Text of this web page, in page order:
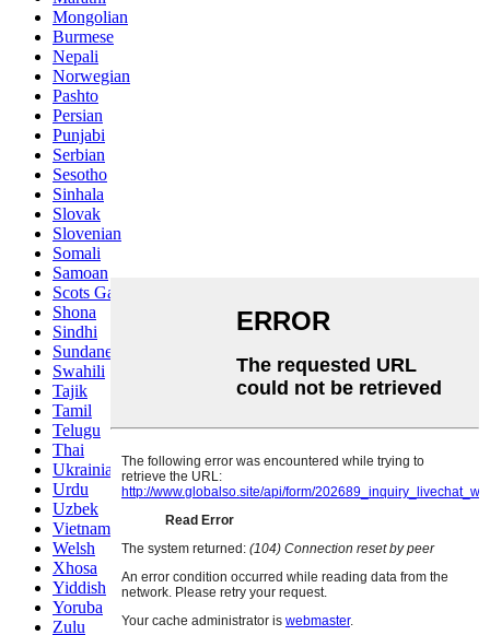
Mongolian
Burmese
Nepali
Norwegian
Pashto
Persian
Punjabi
Serbian
Sesotho
Sinhala
Slovak
Slovenian
Somali
Samoan
Scots Gaelic
Shona
Sindhi
Sundanese
Swahili
Tajik
Tamil
Telugu
Thai
Ukrainian
Urdu
Uzbek
Vietnamese
Welsh
Xhosa
Yiddish
Yoruba
Zulu